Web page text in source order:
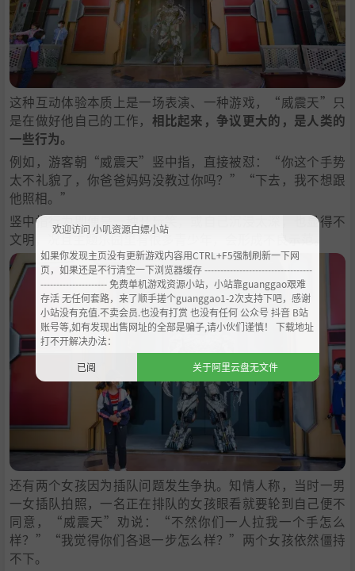
这种互动体验本质上是一场表演、一种游戏，“威震天”只
是在做好他自己的工作， 相比起来，争议更大的，是人类的
一些行为。
例如，游客朝“威震天”竖中指，直接被怼：“你这个手势
太不礼貌了，你爸爸妈妈没教过你吗？”“下去，我不想跟
他照相。”
竖中指行为即便是一种开玩笑，或自己沉浸太深，也显得不
文明，况且主题乐园里有很多青少年，会形成不良示范。
还有两个女孩因为插队问题发生争执。知情人称，当时一男
一女插队拍照，一名正在排队的女孩眼看就要轮到自己便不
同意，“威震天”劝说：“不然你们一人拉我一个手怎么
样？”“我觉得你们各退一步怎么样？”两个女孩依然僵持
不下。
欢迎访问 小叽资源白嫖小站
如果你发现主页没有更新游戏内容用CTRL+F5强制刷新一下网
页，如果还是不行清空一下浏览器缓存 ----------------------------------
--------------------- 免费单机游戏资源小站，小站靠guanggao艰难
存活 无任何套路，来了顺手搓个guanggao1-2次支持下吧，感谢
小站没有充值.不卖会员.也没有打赏 也没有任何 公众号 抖音 B站
账号等,如有发现出售网址的全部是骗子,请小伙们谨慎！ 下载地址
打不开解决办法：
已阅
关于阿里云盘无文件